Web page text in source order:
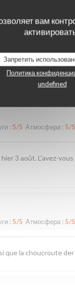
вам
Запретить
Политика
undefined
: 5/5 Атмосфера : 5/5
3 août. L'avez-
: 5/5 Атмосфера :5/5
que la choucroute der